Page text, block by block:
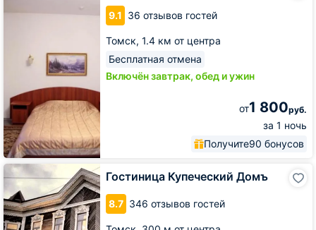
9.1 36 отзывов гостей
Томск, 1.4 км от центра
Бесплатная отмена
Включён завтрак, обед и ужин
от1 800руб.
за 1 ночь
Получите90 бонусов
Гостиница Купеческий Домъ
8.7 346 отзывов гостей
Гостиница
Купеческий
Домъ